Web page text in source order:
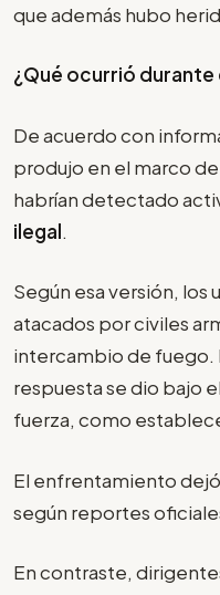
que además hubo
¿Qué ocurrió
De acuerdo con
produjo en el marco
habrían detectado
ilegal.
Según esa versión, los
atacados por civiles
intercambio de fuego.
respuesta se dio bajo
fuerza, como
El enfrentamiento
según reportes
En contraste,